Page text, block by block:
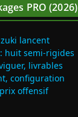
PRO (2026)
lancent
huit semi‑rigides
livrables
configuration
offensif